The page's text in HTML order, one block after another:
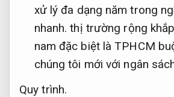
xử lý đa dạng năm trong
nhanh. thị trường rộng
nam đặc biệt là TPHCM
chúng tôi mới với ngân
Quy trình.